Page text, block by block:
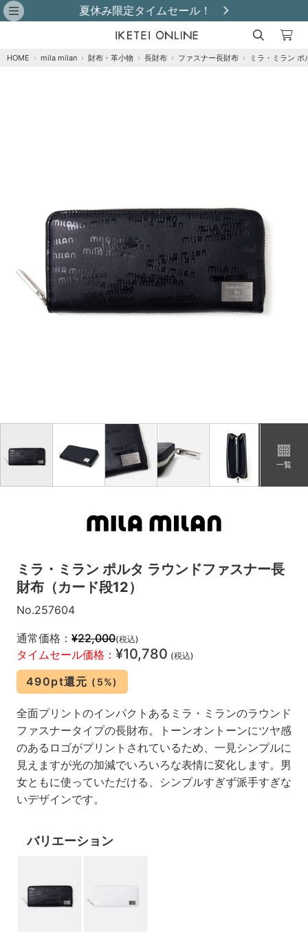
レビュー投稿で革小物プレゼント！
HOME › mila milan › 財布・革小物 › 長財布 › ファスナー長財布 › ミラ・ミラン
一覧
ミラ・ミラン ポルタ ラウンドファスナー長
財布（カード段12）
No.257604
通常価格： ¥22,000(税込)
タイムセール価格： ¥10,780 (税込)
490pt還元 (5%)
全面プリントのインパクトあるミラ・ミランのラウンド
ファスナータイプの長財布。トーンオントーンにツヤ感
のあるロゴがプリントされているため、一見シンプルに
見えますが光の加減でいろいろな表情に変化します。男
女ともに使っていただける、シンプルすぎず派手すぎな
いデザインです。
バリエーション
在庫あり
カートに追加